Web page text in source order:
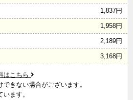
1,837円
1,958円
2,189円
3,168円
はこちら
きない場合がございます。
ます。